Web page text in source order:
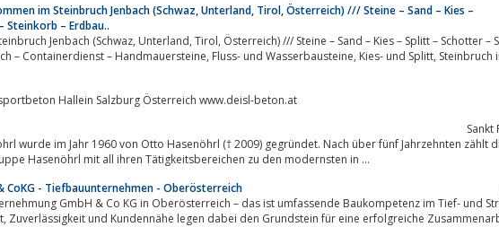
im Steinbruch Jenbach (Schwaz, Unterland, Tirol, Österreich) /// Steine – Sand – Kies –
Steinkorb – Erdbau..
Tirol, Österreich) /// Steine – Sand – Kies – Splitt – Schotter – Steinkorb
– Erdbau – Abbruch – Containerdienst – Handmauersteine, Fluss-
Hallein Salzburg Österreich www.deisl-beton.at
Sankt
wurde im Jahr 1960 von Otto Hasenöhrl († 2009) gegründet. Nach über fünf Jahrzehnten zählt
Hasenöhrl mit all ihren Tätigkeitsbereichen zu den modernsten in ...
CoKG - Tiefbauunternehmen - Oberösterreich
GmbH & Co KG in Oberösterreich – das ist umfassende Baukompetenz im Tief- und
seit 1973. Qualität, Zuverlässigkeit und Kundennähe legen dabei den Grundstein für eine erfolgreiche